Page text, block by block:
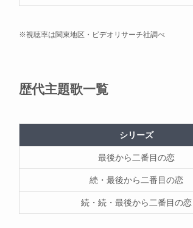
※視聴率は関東地区・ビデオリサーチ社調べ
歴代主題歌一覧
シリーズ
最後から二番目の恋
続・最後から二番目の恋
続・続・最後から二番目の恋